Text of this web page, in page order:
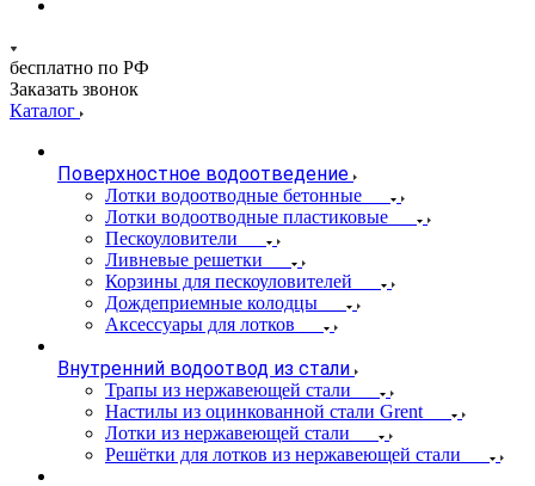
бесплатно по РФ
Заказать звонок
Каталог
Поверхностное водоотведение
Лотки водоотводные бетонные
Лотки водоотводные пластиковые
Пескоуловители
Ливневые решетки
Корзины для пескоуловителей
Дождеприемные колодцы
Аксессуары для лотков
Внутренний водоотвод из стали
Трапы из нержавеющей стали
Настилы из оцинкованной стали Grent
Лотки из нержавеющей стали
Решётки для лотков из нержавеющей стали